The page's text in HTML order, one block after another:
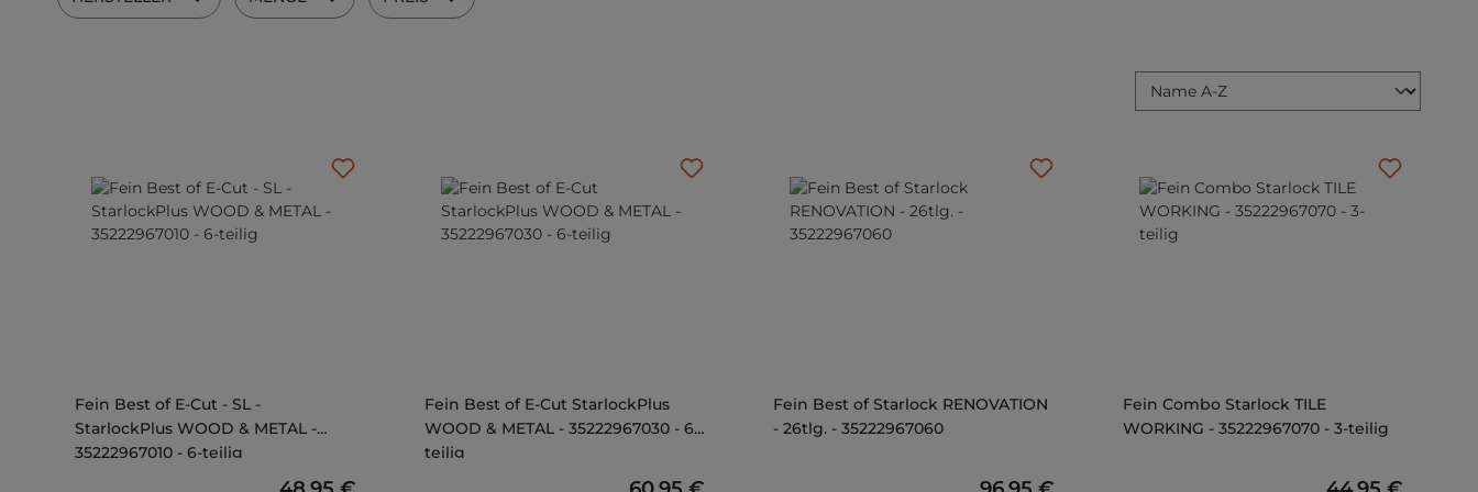
Fein Best of E-Cut - SL -
StarlockPlus WOOD & METAL -
35222967010 - 6-teilig
Fein Best of E-Cut StarlockPlus
WOOD & METAL - 35222967030 - 6-
teilig
Fein Best of Starlock RENOVATION
- 26tlg. - 35222967060
Fein Combo Starlock TILE
WORKING - 35222967070 - 3-teilig